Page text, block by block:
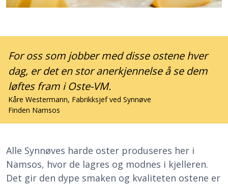
For oss som jobber med disse ostene hver
dag, er det en stor anerkjennelse å se dem
løftes fram i Oste-VM.
Kåre Westermann, Fabrikksjef ved Synnøve
Finden Namsos
Alle Synnøves harde oster produseres her i
Namsos, hvor de lagres og modnes i kjelleren.
Det gir den dype smaken og kvaliteten ostene er